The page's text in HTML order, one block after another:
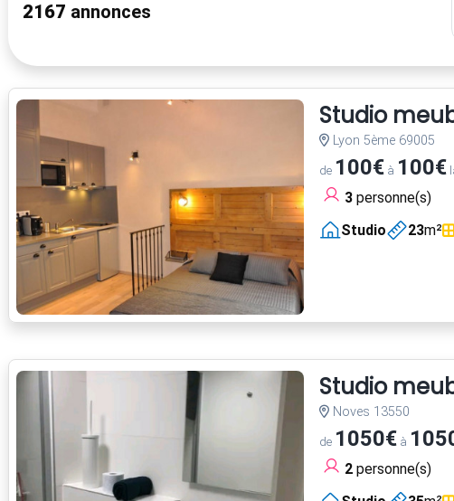
2167 annonces
Studio
Lyon 5ème 69005
de 100€à 100€
3personne(s)
Studio
23m²
Studio
Noves 13550
de 1050€à
2personne(s)